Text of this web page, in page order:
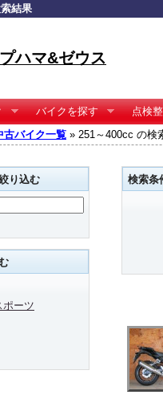
結果
ハマ&ゼウス
バイクを探す 点検
古バイク一覧 » 251～400cc の検
検索条
り込む
ポーツ